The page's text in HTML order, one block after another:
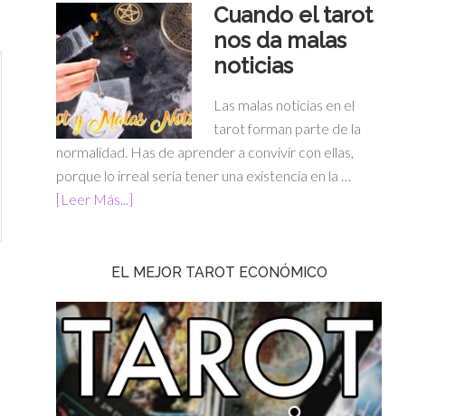
Cuando el tarot
nos da malas
noticias
Las malas noticias en el
tarot forman parte de la
normalidad. Has de aprender a convivir con ellas,
porque lo irreal sería tener una existencia en la …
[Leer Más...]
EL MEJOR TAROT ECONÓMICO